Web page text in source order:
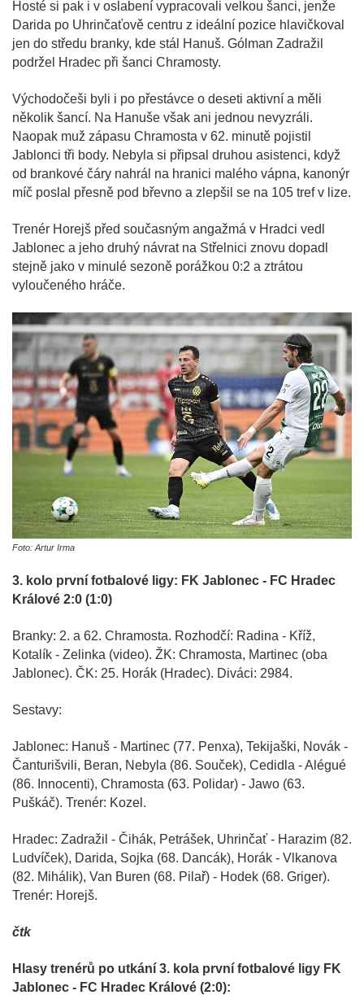
Hosté si pak i v oslabení vypracovali velkou šanci, jenže
Darida po Uhrinčaťově centru z ideální pozice hlavičkoval
jen do středu branky, kde stál Hanuš. Gólman Zadražil
podržel Hradec při šanci Chramosty.
Východočeši byli i po přestávce o deseti aktivní a měli
několik šancí. Na Hanuše však ani jednou nevyzráli.
Naopak muž zápasu Chramosta v 62. minutě pojistil
Jablonci tři body. Nebyla si připsal druhou asistenci, když
od brankové čáry nahrál na hranici malého vápna, kanonýr
míč poslal přesně pod břevno a zlepšil se na 105 tref v lize.
Trenér Horejš před současným angažmá v Hradci vedl
Jablonec a jeho druhý návrat na Střelnici znovu dopadl
stejně jako v minulé sezoně porážkou 0:2 a ztrátou
vyloučeného hráče.
Foto: Artur Irma
3. kolo první fotbalové ligy: FK Jablonec - FC Hradec
Králové 2:0 (1:0)
Branky: 2. a 62. Chramosta. Rozhodčí: Radina - Kříž,
Kotalík - Zelinka (video). ŽK: Chramosta, Martinec (oba
Jablonec). ČK: 25. Horák (Hradec). Diváci: 2984.
Sestavy:
Jablonec: Hanuš - Martinec (77. Penxa), Tekijaški, Novák -
Čanturišvili, Beran, Nebyla (86. Souček), Cedidla - Alégué
(86. Innocenti), Chramosta (63. Polidar) - Jawo (63.
Puškáč). Trenér: Kozel.
Hradec: Zadražil - Čihák, Petrášek, Uhrinčať - Harazim (82.
Ludvíček), Darida, Sojka (68. Dancák), Horák - Vlkanova
(82. Mihálik), Van Buren (68. Pilař) - Hodek (68. Griger).
Trenér: Horejš.
čtk
Hlasy trenérů po utkání 3. kola první fotbalové ligy FK
Jablonec - FC Hradec Králové (2:0):